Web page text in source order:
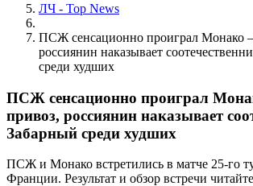
ЛЧ - Top News
ПСЖ сенсационно проиграл Монако
россиянин наказывает
среди худших
ПСЖ сенсационно проиграл
привоз, россиянин наказывает
Забарный среди худших
ПСЖ и Монако встретились в матче 25-го
Франции. Результат и обзор встречи